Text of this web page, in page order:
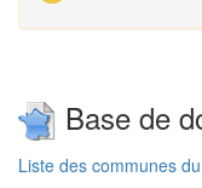
Base de
Liste des communes